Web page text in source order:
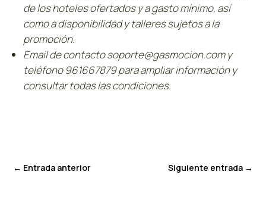
de los hoteles ofertados y a gasto mínimo, así
como a disponibilidad y talleres sujetos a la
promoción.
Email de contacto soporte@gasmocion.com y
teléfono 961667879 para ampliar información y
consultar todas las condiciones.
← Entrada anterior Siguiente entrada→